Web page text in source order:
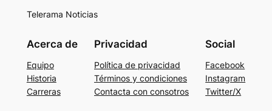
Telerama Noticias
Acerca de
Equipo
Historia
Carreras
Privacidad
Política de privacidad
Términos y condiciones
Contacta con consotros
Social
Facebook
Instagram
Twitter/X